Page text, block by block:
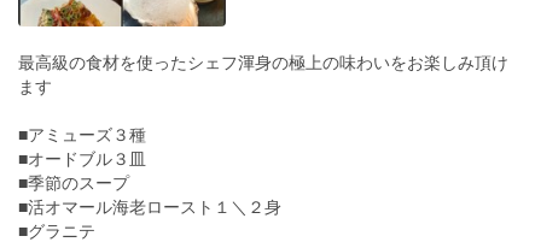
最高級の食材を使ったシェフ渾身の極上の味わいをお楽しみ頂け
ます
■アミューズ３種
■オードブル３皿
■季節のスープ
■活オマール海老ロースト１＼２身
■グラニテ